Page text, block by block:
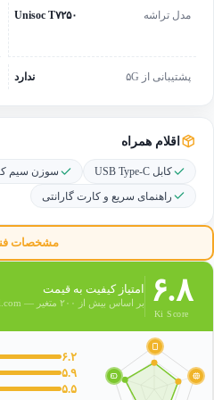
مدل تراشه Unisoc T۷۲۵۰
پشتیبانی از ۵G ندارد
اقلام همراه
کابل USB Type-C سوزن سیم
راهنمای سریع و کارت گارانتی
مشخصات
۶.۸
Ki Score
امتیاز کیفیت به قیمت
بر اساس بیش از ۲۰۰ متغیر — kimovil.com
۶.۲
۵.۹
۵.۵